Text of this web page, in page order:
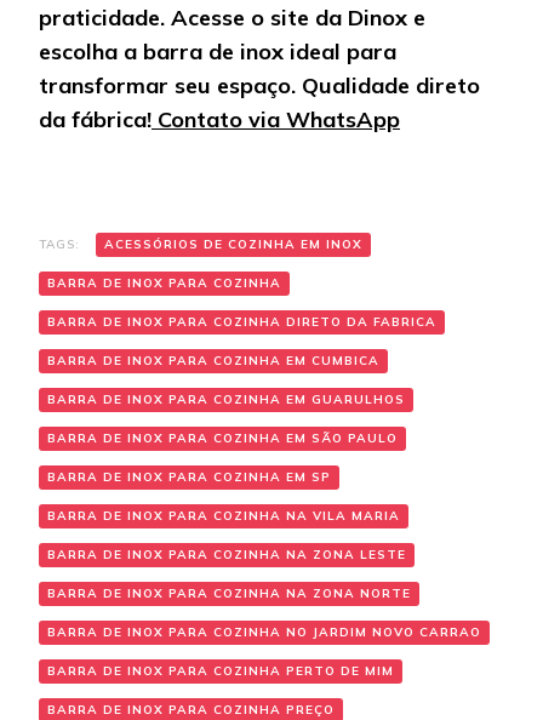
praticidade. Acesse o site da Dinox e
escolha a barra de inox ideal para
transformar seu espaço. Qualidade direto
da fábrica! Contato via WhatsApp
TAGS: ACESSÓRIOS DE COZINHA EM INOX
BARRA DE INOX PARA COZINHA
BARRA DE INOX PARA COZINHA DIRETO DA FABRICA
BARRA DE INOX PARA COZINHA EM CUMBICA
BARRA DE INOX PARA COZINHA EM GUARULHOS
BARRA DE INOX PARA COZINHA EM SÃO PAULO
BARRA DE INOX PARA COZINHA EM SP
BARRA DE INOX PARA COZINHA NA VILA MARIA
BARRA DE INOX PARA COZINHA NA ZONA LESTE
BARRA DE INOX PARA COZINHA NA ZONA NORTE
BARRA DE INOX PARA COZINHA NO JARDIM NOVO CARRAO
BARRA DE INOX PARA COZINHA PERTO DE MIM
BARRA DE INOX PARA COZINHA PREÇO